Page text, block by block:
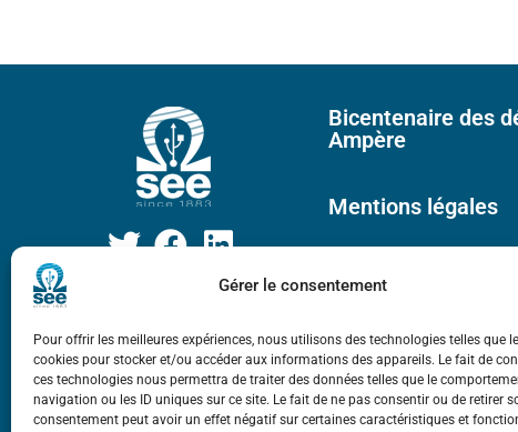
Gérer le consentement
Pour offrir les meilleures expériences, nous utilisons des technologies telles que
cookies pour stocker et/ou accéder aux informations des appareils. Le fait de
ces technologies nous permettra de traiter des données telles que le
navigation ou les ID uniques sur ce site. Le fait de ne pas consentir ou de retirer
consentement peut avoir un effet négatif sur certaines caractéristiques et
Bicentenaire des
Ampère
Mentions légales